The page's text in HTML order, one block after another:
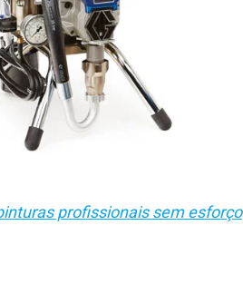
profissionais sem esforço